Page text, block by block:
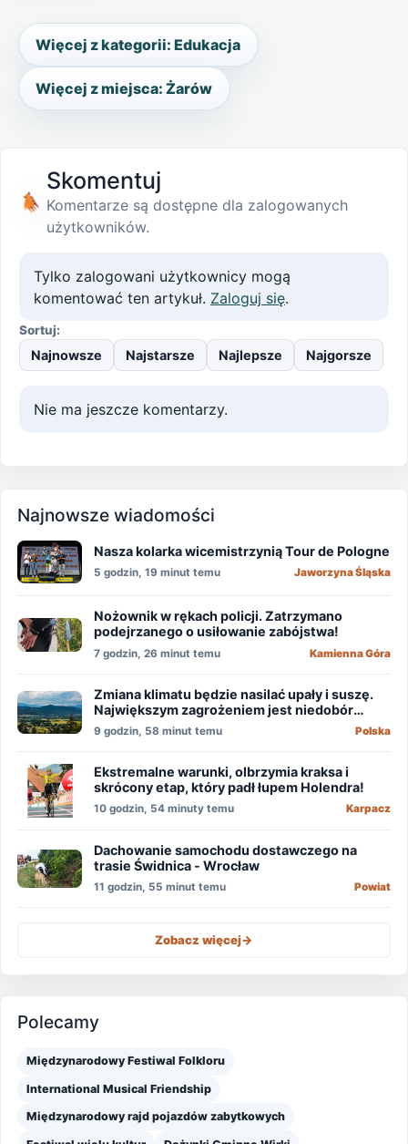
Więcej z kategorii: Edukacja
Więcej z miejsca: Żarów
Skomentuj
Komentarze są dostępne dla zalogowanych
użytkowników.
Tylko zalogowani użytkownicy mogą
komentować ten artykuł. Zaloguj się.
Sortuj:
Najnowsze Najstarsze Najlepsze Najgorsze
Nie ma jeszcze komentarzy.
Najnowsze wiadomości
Nasza kolarka wicemistrzynią Tour de Pologne
5 godzin, 19 minut temu Jaworzyna Śląska
Nożownik w rękach policji. Zatrzymano
podejrzanego o usiłowanie zabójstwa!
7 godzin, 26 minut temu Kamienna Góra
Zmiana klimatu będzie nasilać upały i suszę.
Największym zagrożeniem jest niedobór
wody
9 godzin, 58 minut temu Polska
Ekstremalne warunki, olbrzymia kraksa i
skrócony etap, który padł łupem Holendra!
10 godzin, 54 minuty temu Karpacz
Dachowanie samochodu dostawczego na
trasie Świdnica - Wrocław
11 godzin, 55 minut temu Powiat
Zobacz więcej->
Polecamy
Międzynarodowy Festiwal Folkloru
International Musical Friendship
Międzynarodowy rajd pojazdów zabytkowych